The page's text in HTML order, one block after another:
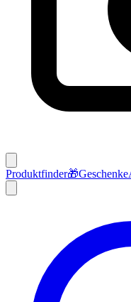
Produktfinder🎁Geschenke